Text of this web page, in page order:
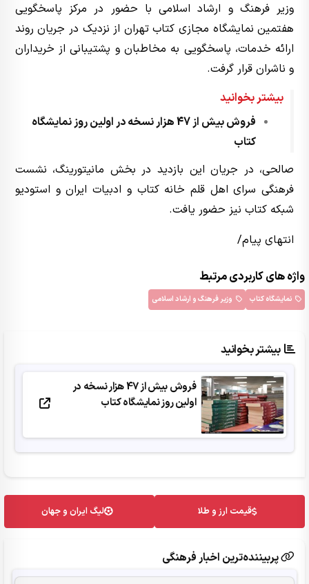
وزیر فرهنگ و ارشاد اسلامی با حضور در مرکز پاسخگویی
هفتمین نمایشگاه مجازی کتاب تهران از نزدیک در جریان روند
ارائه خدمات، پاسخگویی به مخاطبان و پشتیبانی از خریداران
و ناشران قرار گرفت.
بیشتر بخوانید
فروش بیش از 47 هزار نسخه در اولین روز نمایشگاه
کتاب
صالحی، در جریان این بازدید در بخش مانیتورینگ، نشست
فرهنگی سرای اهل قلم خانه کتاب و ادبیات ایران و استودیو
شبکه کتاب نیز حضور یافت.
انتهای پیام/
واژه های کاربردی مرتبط
نمایشگاه کتاب وزیر فرهنگ و ارشاد اسلامی
بیشتر بخوانید
فروش بیش از 47 هزار نسخه در
اولین روز نمایشگاه کتاب
قیمت ارز و طلا لیگ ایران و جهان
پربیننده‌ترین اخبار فرهنگی